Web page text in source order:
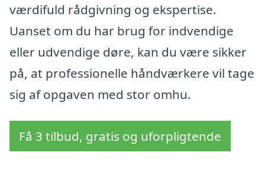
værdifuld rådgivning og ekspertise.
Uanset om du har brug for indvendige
eller udvendige døre, kan du være sikker
på, at professionelle håndværkere vil tage
sig af opgaven med stor omhu.
Få 3 tilbud, gratis og uforpligtende